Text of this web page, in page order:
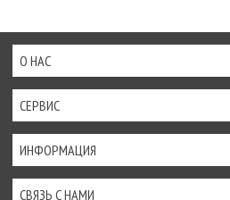
О НАС
СЕРВИС
ИНФОРМАЦИЯ
СВЯЗЬ С НАМИ